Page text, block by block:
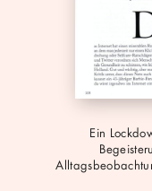
Ein